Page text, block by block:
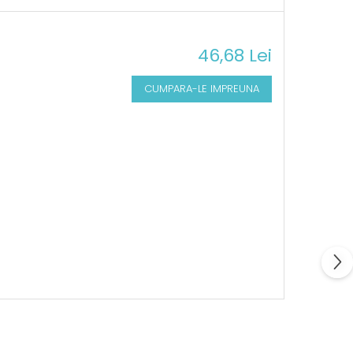
46,68 Lei
CUMPARA-LE IMPREUNA